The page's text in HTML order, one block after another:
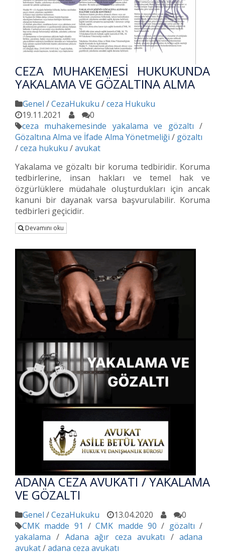
CEZA MUHAKEMESİ HUKUKUNDA
YAKALAMA VE GÖZALTINA ALMA
Genel /CezaHukuku /ceza Hukuku
19.11.2021
0
ceza muhakemesinde yakalama ve gözaltı /
Gözaltına Alma ve İfade Alma Yönetmeliği / gözaltı
/ceza hukuku /avukat
Yakalama ve gözaltı bir koruma tedbiridir. Koruma
tedbirlerine, insan hakları ve temel hak ve
özgürlüklere müdahale oluşturdukları için ancak
kanuni bir dayanak varsa başvurulabilir. Koruma
tedbirleri geçicidir.
Devamını oku
ADANA CEZA AVUKATI / YAKALAMA
VE GÖZALTI
Genel /CezaHukuku 13.04.2020
0
CMK madde 91 /CMK madde 90 / gözaltı /
yakalama / Adana ağır ceza avukatı /adana
avukat/adana ceza avukatı